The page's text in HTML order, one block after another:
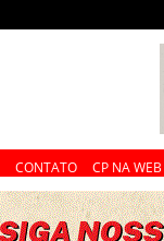
CONTATO CP NA WEB